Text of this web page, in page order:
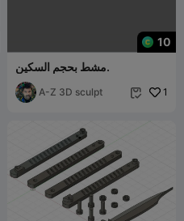
10
مشط بحجم السكين.
A-Z 3D sculpt  1